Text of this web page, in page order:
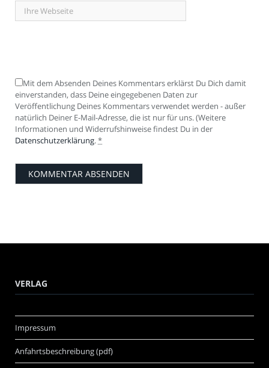
Mit dem Absenden Deines Kommentars erklärst Du Dich damit
einverstanden, dass Deine eingegebenen Daten zur
Veröffentlichung Deines Kommentars verwendet werden - außer
natürlich Deiner E-Mail-Adresse, die ist nur für uns. (Weitere
Informationen und Widerrufshinweise findest Du in der
Datenschutzerklärung.*
VERLAG
Impressum
Anfahrtsbeschreibung (pdf)